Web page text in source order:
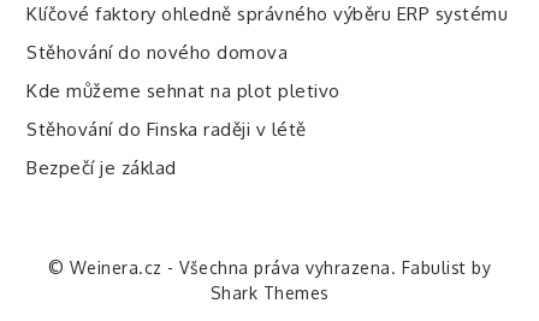
Klíčové faktory ohledně správného výběru ERP systému
Stěhování do nového domova
Kde můžeme sehnat na plot pletivo
Stěhování do Finska raději v létě
Bezpečí je základ
© Weinera.cz - Všechna práva vyhrazena. Fabulist by
Shark Themes